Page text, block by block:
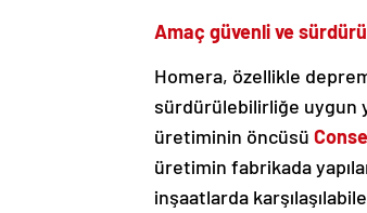
Amaç güvenli ve
Homera, özellikle
sürdürülebilirliğe uygun
üretiminin öncüsü
üretimin fabrikada
inşaatlarda